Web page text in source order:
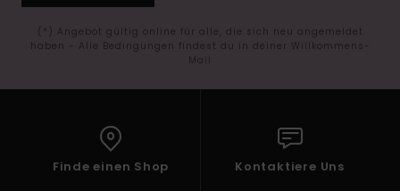
(*) Angebot gültig online für alle, die sich neu angemeldet
haben - Alle Bedingungen findest du in deiner Willkommens-
Mail
Finde einen Shop Kontaktiere Uns